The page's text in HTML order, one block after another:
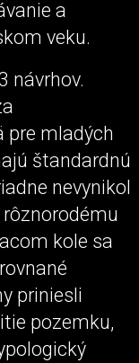
a
veku.
návrhov.
pre mladých
štandardnú
nevynikol
kole sa
priniesli
pozemku,